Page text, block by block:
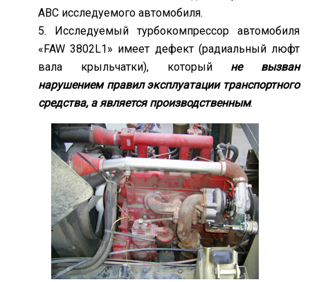
АВС исследуемого автомобиля.
Исследуемый турбокомпрессор автомобиля
«FAW 3802L1» имеет дефект (радиальный люфт
вала крыльчатки), который не вызван
нарушением правил эксплуатации транспортного
средства, а является производственным.